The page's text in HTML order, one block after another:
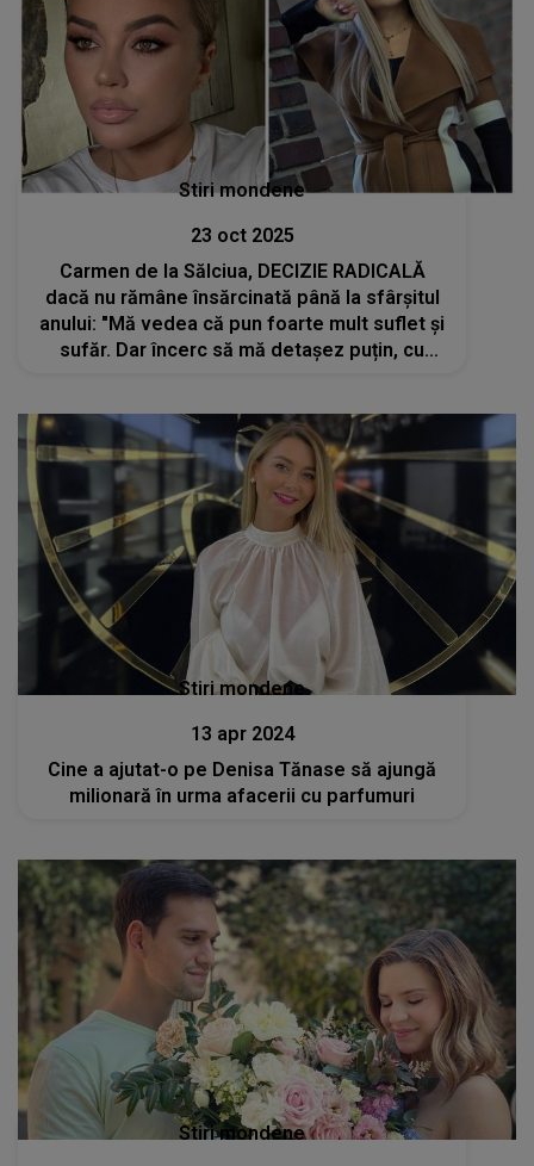
Stiri mondene
23 oct 2025
Carmen de la Sălciua, DECIZIE RADICALĂ
dacă nu rămâne însărcinată până la sfârșitul
anului: "Mă vedea că pun foarte mult suflet și
sufăr. Dar încerc să mă detașez puțin, cu
Stiri mondene
13 apr 2024
Cine a ajutat-o pe Denisa Tănase să ajungă
milionară în urma afacerii cu parfumuri
Stiri mondene